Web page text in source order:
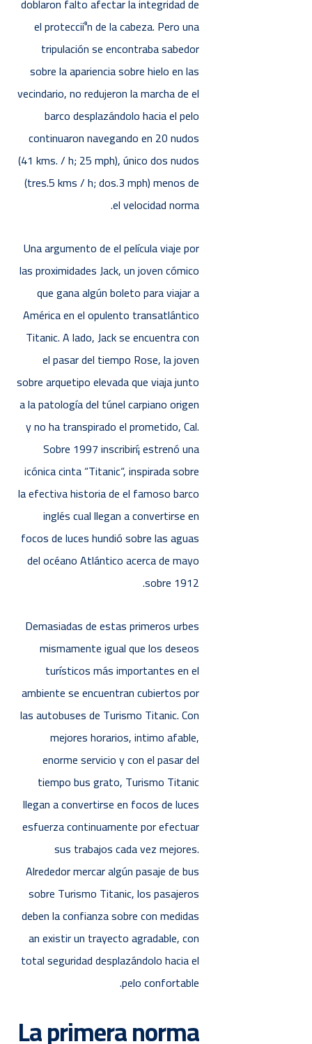
doblaron falto afectar la integridad de
el proteccií³n de la cabeza. Pero una
tripulación se encontraba sabedor
sobre la apariencia sobre hielo en las
vecindario, no redujeron la marcha de el
barco desplazándolo hacia el pelo
continuaron navegando en 20 nudos
(41 kms. / h; 25 mph), único dos nudos
(tres.5 kms / h; dos.3 mph) menos de
el velocidad norma.
Una argumento de el película viaje por
las proximidades Jack, un joven cómico
que gana algún boleto para viajar a
América en el opulento transatlántico
Titanic. A lado, Jack se encuentra con
el pasar del tiempo Rose, la joven
sobre arquetipo elevada que viaja junto
a la patologí­a del túnel carpiano origen
y no ha transpirado el prometido, Cal.
Sobre 1997 inscribirí¡ estrenó una
icónica cinta “Titanic“, inspirada sobre
la efectiva historia de el famoso barco
inglés cual llegan a convertirse en
focos de luces hundió sobre las aguas
del océano Atlántico acerca de mayo
sobre 1912.
Demasiadas de estas primeros urbes
mismamente igual que los deseos
turísticos más importantes en el
ambiente se encuentran cubiertos por
las autobuses de Turismo Titanic. Con
mejores horarios, intimo afable,
enorme servicio y con el pasar del
tiempo bus grato, Turismo Titanic
llegan a convertirse en focos de luces
esfuerza continuamente por efectuar
sus trabajos cada vez mejores.
Alrededor mercar algún pasaje de bus
sobre Turismo Titanic, los pasajeros
deben la confianza sobre con medidas
an existir un trayecto agradable, con
total seguridad desplazándolo hacia el
pelo confortable.
La primera norma